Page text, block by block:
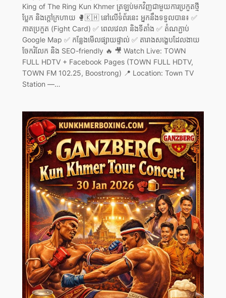
King of The Ring Kun Khmer ត្រឡប់មកវិញជាមួយការប្រកួតថ្មី
ប្លែក និងក្តៅក្រហាយ 🥊🇰🇭 នៅលើទំព័រនេះ អ្នកនឹងទទួលបាន៖ ✅
កាតប្រកួត (Fight Card) ✅ ពេលវេលា និងទីតាំង ✅ តំណភ្ជាប់
Google Map ✅ កន្លែងមើលផ្សាយផ្ទាល់ ✅ តារាងសង្ខេបដែលងាយ
ចែករំលែក និង SEO-friendly 🔥 🎥 Watch Live: TOWN
FULL HDTV + Facebook Pages (TOWN FULL HDTV,
TOWN FM 102.25, Boostrong) 📍 Location: Town TV
Station —…